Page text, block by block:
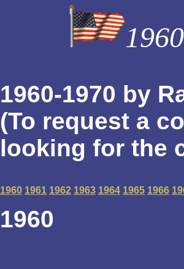
1960-1970 by
(To request a
looking for the
1960 1961 1962 1963 1964 1965 1966
1960